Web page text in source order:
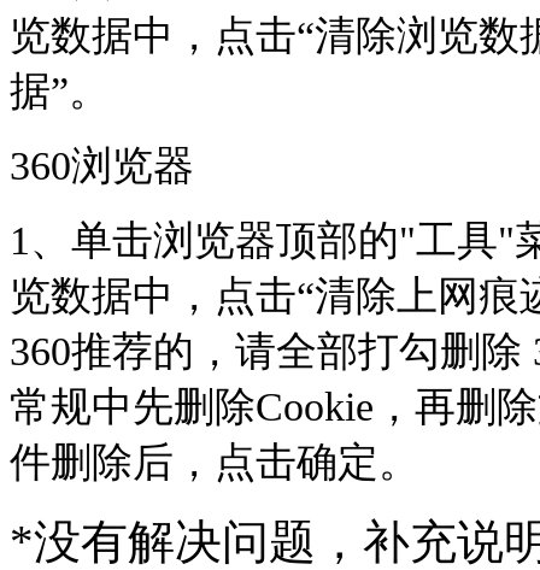
览数据中，点击“清除浏览数
据”。
360浏览器
1、单击浏览器顶部的"工具"
览数据中，点击“清除上网痕
360推荐的，请全部打勾删除
常规中先删除Cookie，再删
件删除后，点击确定。
*没有解决问题，补充说